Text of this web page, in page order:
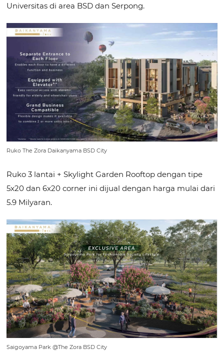
Universitas di area BSD dan Serpong.
Ruko The Zora Daikanyama BSD City
Ruko 3 lantai + Skylight Garden Rooftop dengan tipe
5x20 dan 6x20 corner ini dijual dengan harga mulai dari
5.9 Milyaran.
Saigoyama Park @The Zora BSD City